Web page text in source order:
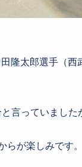
田隆太郎選手（
言っていました
らが楽しみです。